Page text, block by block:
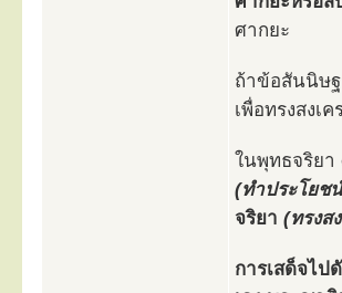
ศากยะ
ถ้าข้อสันนิษฐ
เพื่อทรงสงเ
ในพุทธจริยา
(ทำประโยช
จริยา (ทรงส
การเสด็จไป